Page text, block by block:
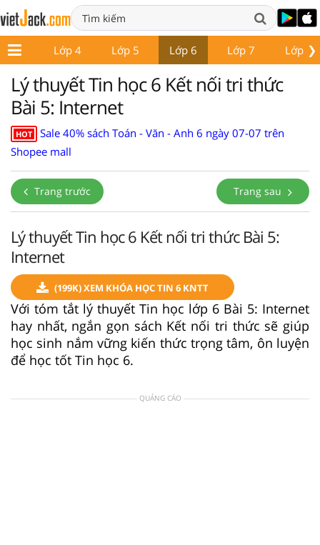
❯
3 Lớp 4 Lớp 5 Lớp 6 Lớp 7 Lớp 8
Lý thuyết Tin học 6 Kết nối tri thức
Bài 5: Internet
HOT
Sale 40% sách Toán - Văn - Anh 6 ngày 07-07 trên
Shopee mall
Trang trước Trang sau
Lý thuyết Tin học 6 Kết nối tri thức Bài 5:
Internet
(199K) XEM KHÓA HỌC TIN 6 KNTT
Với tóm tắt lý thuyết Tin học lớp 6 Bài 5: Internet
hay nhất, ngắn gọn sách Kết nối tri thức sẽ giúp
học sinh nắm vững kiến thức trọng tâm, ôn luyện
để học tốt Tin học 6.
QUẢNG CÁO